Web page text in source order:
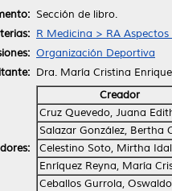
Sección de libro.
R Medicina > RA
Organización Deportiva
Dra. María Cristina
Creador
Cruz Quevedo, Juana
Salazar González, Bertha
Celestino Soto, Mirtha
Enríquez Reyna, María
Ceballos Gurrola, Oswaldo